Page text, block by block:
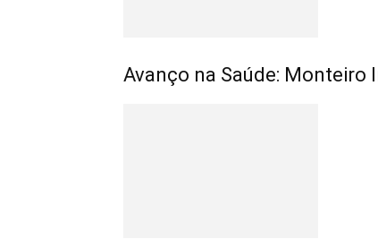
Avanço na Saúde: Monteiro